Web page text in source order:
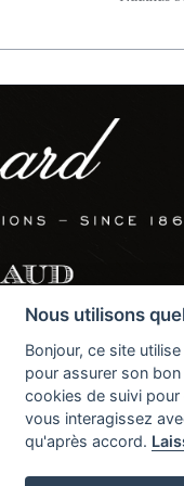
Nous utilisons
Bonjour, ce site
pour assurer son
cookies de suivi
vous interagissez
qu'après accord.